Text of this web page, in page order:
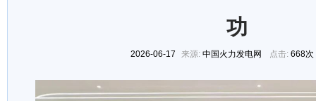
功
2026-06-17 来源: 中国火力发电网 点击: 668次